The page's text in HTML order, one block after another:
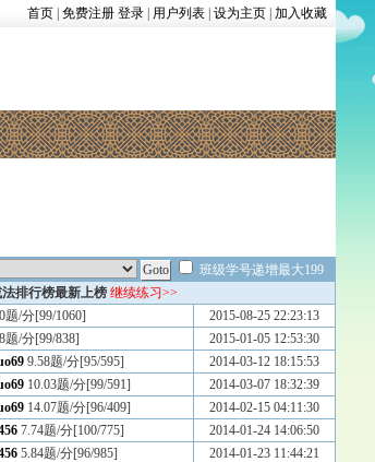
首页 免费注册 登录 用户列表 设为主页 加入收藏
班级学号递增最大199
排行榜最新上榜 继续练习>>
题/分[99/1060]
2015-08-25 22:23:13
题/分[99/838]
2015-01-05 12:53:30
9.58题/分[95/595]
2014-03-12 18:15:53
10.03题/分[99/591]
2014-03-07 18:32:39
14.07题/分[96/409]
2014-02-15 04:11:30
7.74题/分[100/775]
2014-01-24 14:06:50
5.84题/分[96/985]
2014-01-23 11:44:21